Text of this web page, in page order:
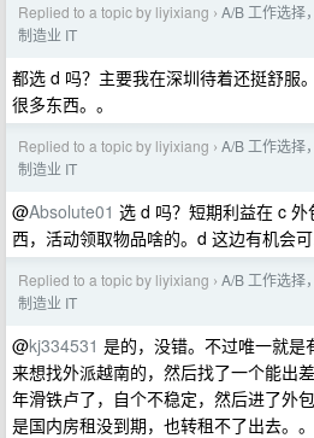
Replied to a topic by liyixiang › A/B 工作选择
制造业 IT
都选 d 吗？主要我在深圳待着还挺舒服
很多东西。。
Replied to a topic by liyixiang › A/B 工作选择
制造业 IT
@Absolute01 选 d 吗？短期利益在 c
西，活动领取物品啥的。d 这边有机会
Replied to a topic by liyixiang › A/B 工作选择
制造业 IT
@kj334531 是的，没错。不过唯一就
来想找外派越南的，然后找了一个能出
年滑铁卢了，自个不稳定，然后进了外
是国内房租没到期，也转租不了出去。。